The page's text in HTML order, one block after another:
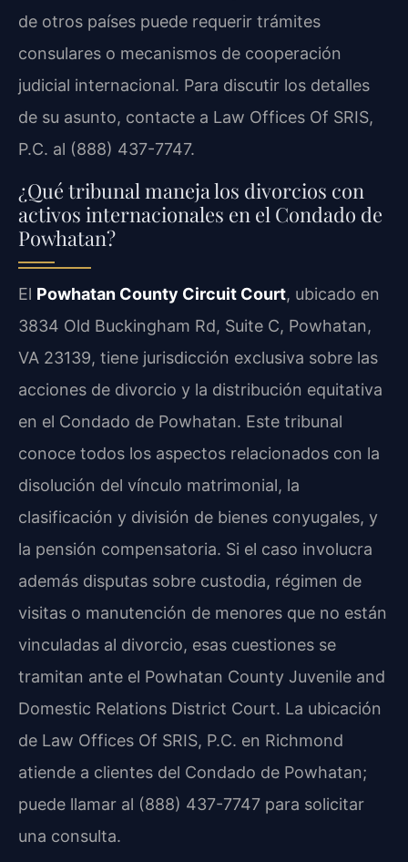
de otros países puede requerir trámites
consulares o mecanismos de cooperación
judicial internacional. Para discutir los detalles
de su asunto, contacte a Law Offices Of SRIS,
P.C. al (888) 437-7747.
¿Qué tribunal maneja los divorcios con
activos internacionales en el Condado de
Powhatan?
El Powhatan County Circuit Court, ubicado en
3834 Old Buckingham Rd, Suite C, Powhatan,
VA 23139, tiene jurisdicción exclusiva sobre las
acciones de divorcio y la distribución equitativa
en el Condado de Powhatan. Este tribunal
conoce todos los aspectos relacionados con la
disolución del vínculo matrimonial, la
clasificación y división de bienes conyugales, y
la pensión compensatoria. Si el caso involucra
además disputas sobre custodia, régimen de
visitas o manutención de menores que no están
vinculadas al divorcio, esas cuestiones se
tramitan ante el Powhatan County Juvenile and
Domestic Relations District Court. La ubicación
de Law Offices Of SRIS, P.C. en Richmond
atiende a clientes del Condado de Powhatan;
puede llamar al (888) 437-7747 para solicitar
una consulta.